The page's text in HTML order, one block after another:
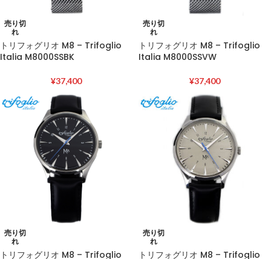
売り切
れ
トリフォグリオ M8 – Trifoglio
Italia M8000SSBK
¥37,400
売り切
れ
トリフォグリオ M8 – Trifoglio
Italia M8000SSVW
¥37,400
売り切
れ
トリフォグリオ M8 – Trifoglio
売り切
れ
トリフォグリオ M8 – Trifoglio